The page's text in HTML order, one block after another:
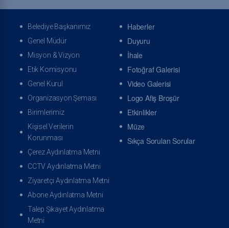
Genel Müdür Yardımcısı - 2
Plan, Proje, Yatırım ve İnşaat Dairesi Başkanlığı
Emlak ve İstimlak Dairesi Başkanlığı
Makina İkmal ve Tesisler Dairesi Başkanlığı
İşletmeler 1. Bölge Dairesi Başkanlığı
İşletmeler 2. Bölge Dairesi Başkanlığı
Arıtma Tesisleri Dairesi Başkanlığı
Çevre Koruma ve Kontrol Dairesi Başkanlığı
Tesisler Dairesi Başkanlığı
Genel Müdür Yardımcısı - 3
Belediye Başkanımız
Genel Müdür
Misyon & Vizyon
Etik Komisyonu
Genel Kurul
Organizasyon Şeması
Birimlerimiz
Kişisel Verilerin
Korunması
Çerez Aydınlatma Metni
CCTV Aydınlatma Metni
Ziyaretçi Aydınlatma Metni
Abone Aydınlatma Metni
Talep Şikayet Aydınlatma
Metni
Haberler
Duyuru
İhale
Fotoğraf Galerisi
Video Galerisi
Logo Afiş Broşür
Etkinlikler
Müze
Sıkça Sorulan Sorular